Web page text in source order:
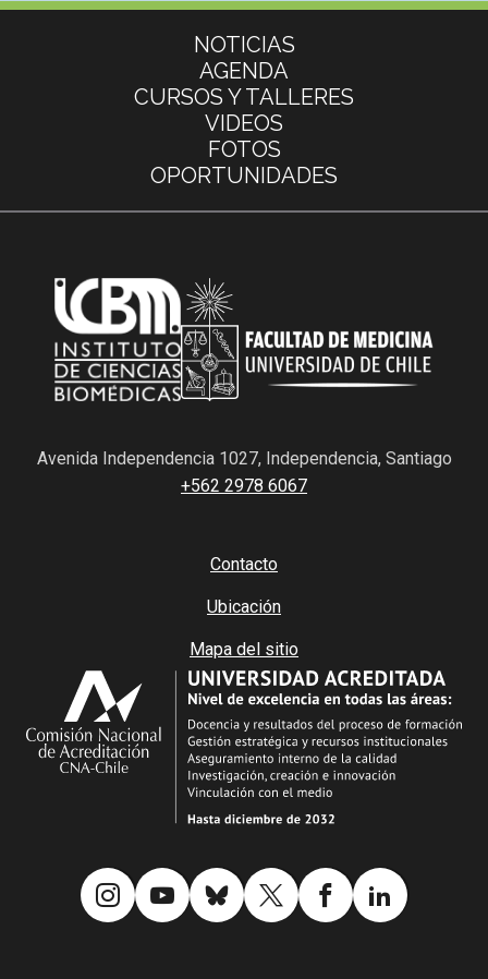
NOTICIAS
AGENDA
CURSOS Y TALLERES
VIDEOS
FOTOS
OPORTUNIDADES
Avenida Independencia 1027, Independencia, Santiago
+562 2978 6067
Contacto
Ubicación
Mapa del sitio